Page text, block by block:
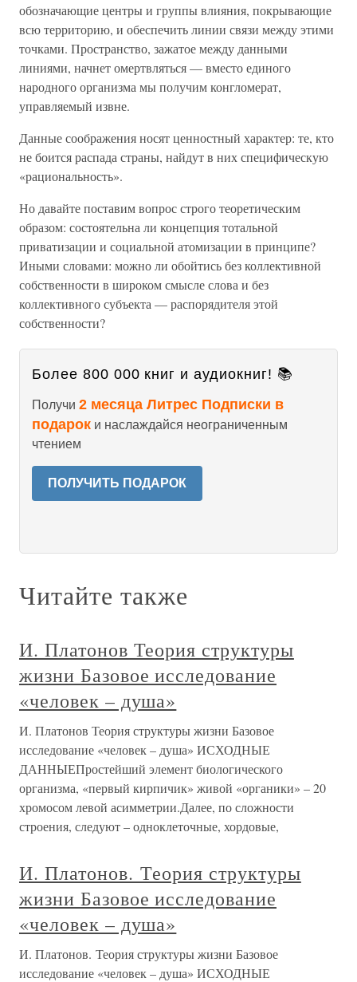
обозначающие центры и группы влияния, покрывающие
всю территорию, и обеспечить линии связи между этими
точками. Пространство, зажатое между данными
линиями, начнет омертвляться — вместо единого
народного организма мы получим конгломерат,
управляемый извне.
Данные соображения носят ценностный характер: те, кто
не боится распада страны, найдут в них специфическую
«рациональность».
Но давайте поставим вопрос строго теоретическим
образом: состоятельна ли концепция тотальной
приватизации и социальной атомизации в принципе?
Иными словами: можно ли обойтись без коллективной
собственности в широком смысле слова и без
коллективного субъекта — распорядителя этой
собственности?
Более 800 000 книг и аудиокниг! 📚
Получи 2 месяца Литрес Подписки в
подарок и наслаждайся неограниченным
чтением
ПОЛУЧИТЬ ПОДАРОК
Читайте также
И. Платонов Теория структуры
жизни Базовое исследование
«человек – душа»
И. Платонов Теория структуры жизни Базовое
исследование «человек – душа» ИСХОДНЫЕ
ДАННЫЕПростейший элемент биологического
организма, «первый кирпичик» живой «органики» – 20
хромосом левой асимметрии.Далее, по сложности
строения, следуют – одноклеточные, хордовые,
И. Платонов. Теория структуры
жизни Базовое исследование
«человек – душа»
И. Платонов. Теория структуры жизни Базовое
исследование «человек – душа» ИСХОДНЫЕ